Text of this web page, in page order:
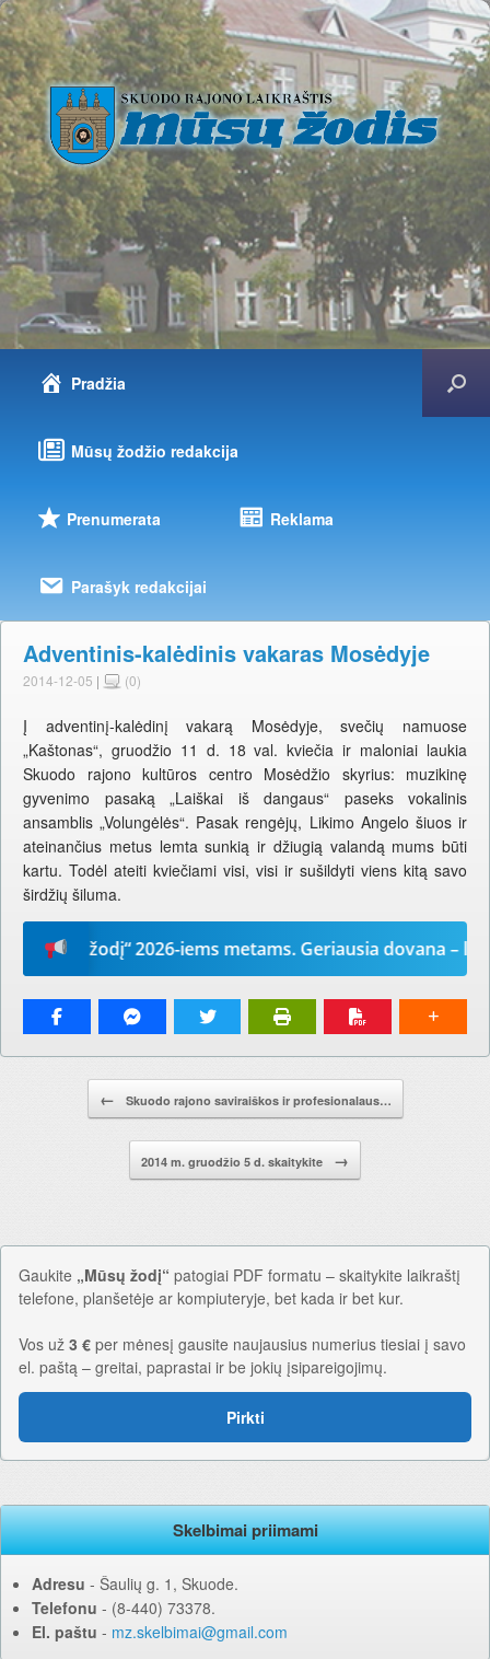
Pradžia
Mūsų žodžio redakcija
Prenumerata Reklama
Parašyk redakcijai
Adventinis-kalėdinis vakaras Mosėdyje
2014-12-05 | (0)
Į adventinį-kalėdinį vakarą Mosėdyje, svečių namuose
„Kaštonas“, gruodžio 11 d. 18 val. kviečia ir maloniai laukia
Skuodo rajono kultūros centro Mosėdžio skyrius: muzikinę
gyvenimo pasaką „Laiškai iš dangaus“ paseks vokalinis
ansamblis „Volungėlės“. Pasak rengėjų, Likimo Angelo šiuos ir
ateinančius metus lemta sunkią ir džiugią valandą mums būti
kartu. Todėl ateiti kviečiami visi, visi ir sušildyti viens kitą savo
širdžių šiluma.
žodį“ 2026-iems metams. Geriausia dovana –
Pranešimo navigacija.
← Skuodo rajono saviraiškos ir profesionalaus…
2014 m. gruodžio 5 d. skaitykite →
Gaukite „Mūsų žodį“ patogiai PDF formatu – skaitykite laikraštį
telefone, planšetėje ar kompiuteryje, bet kada ir bet kur.
Vos už 3 € per mėnesį gausite naujausius numerius tiesiai į savo
el. paštą – greitai, paprastai ir be jokių įsipareigojimų.
Pirkti
Skelbimai priimami
Adresu ‐ Šaulių g. 1, Skuode.
Telefonu ‐ (8-440) 73378.
El. paštu ‐ mz.skelbimai@gmail.com